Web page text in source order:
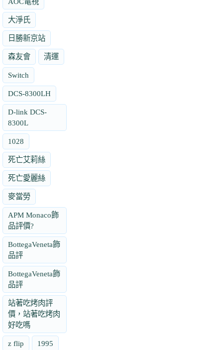
大淨氏
日勝新京站
森友會 清運
Switch
DCS-8300LH
D-link DCS-
8300L
1028
死亡艾莉絲
死亡愛麗絲
麥當勞
APM Monaco飾
品評價?
BottegaVeneta飾
品評
BottegaVeneta飾
品評
站著吃烤肉評
價，站著吃烤肉
好吃嗎
z flip 1995